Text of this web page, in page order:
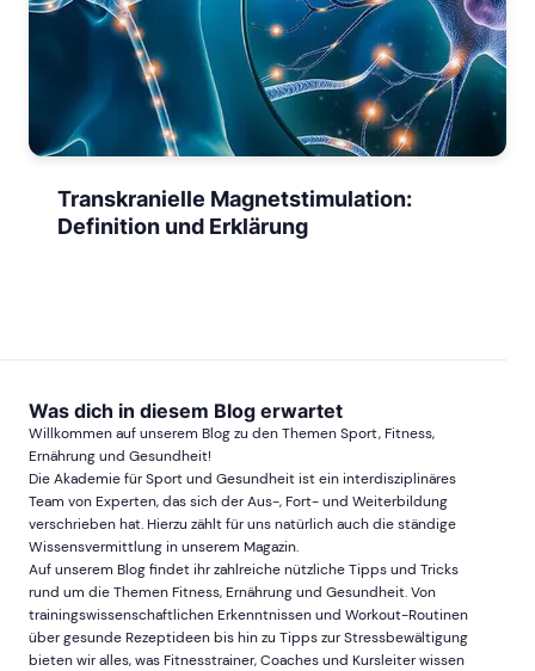
Transkranielle Magnetstimulation:
Definition und Erklärung
Was dich in diesem Blog erwartet
Willkommen auf unserem Blog zu den Themen Sport, Fitness,
Ernährung und Gesundheit!
Die Akademie für Sport und Gesundheit ist ein interdisziplinäres
Team von Experten, das sich der Aus-, Fort- und Weiterbildung
verschrieben hat. Hierzu zählt für uns natürlich auch die ständige
Wissensvermittlung in unserem Magazin.
Auf unserem Blog findet ihr zahlreiche nützliche Tipps und Tricks
rund um die Themen Fitness, Ernährung und Gesundheit. Von
trainingswissenschaftlichen Erkenntnissen und Workout-Routinen
über gesunde Rezeptideen bis hin zu Tipps zur Stressbewältigung
bieten wir alles, was Fitnesstrainer, Coaches und Kursleiter wissen